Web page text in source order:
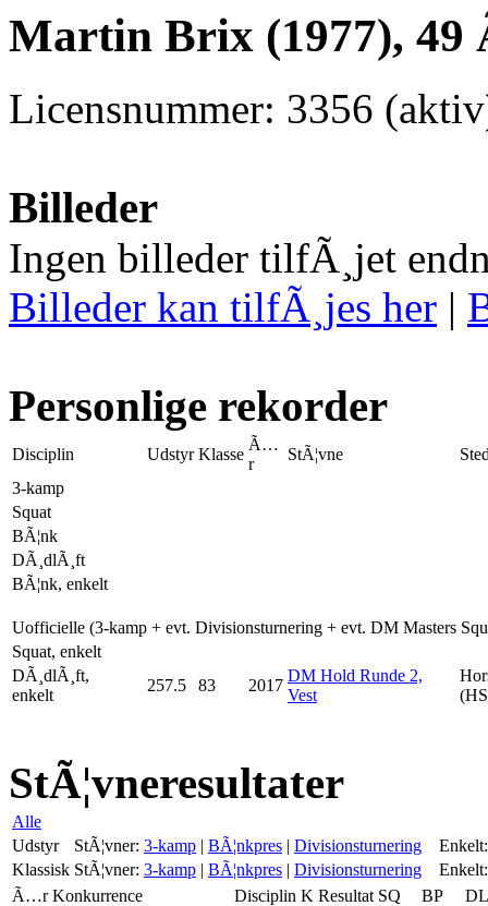
Martin Brix (1977), 49
Licensnummer: 3356
Billeder
Ingen billeder tilfÃ¸jet
Billeder kan tilfÃ¸jes her |
Personlige rekorder
Disciplin Udstyr Klasse
Ã…
r
StÃ¦vne
3-kamp
Squat
BÃ¦nk
DÃ¸dlÃ¸ft
BÃ¦nk, enkelt
Uofficielle (3-kamp + evt. Divisionsturnering + evt. DM Masters
Squat, enkelt
DÃ¸dlÃ¸ft,
enkelt
257.5 83 2017
DM Hold Runde 2,
Vest
StÃ¦vneresultater
Alle
Udstyr
StÃ¦vner: 3-kamp | BÃ¦nkpres | Divisionsturnering
Enkelt:
Klassisk StÃ¦vner: 3-kamp | BÃ¦nkpres | Divisionsturnering
Enkelt:
Ã…r Konkurrence Disciplin K Resultat SQ BP
DL